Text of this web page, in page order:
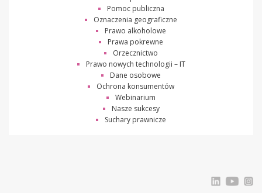
Pomoc publiczna
Oznaczenia geograficzne
Prawo alkoholowe
Prawa pokrewne
Orzecznictwo
Prawo nowych technologii – IT
Dane osobowe
Ochrona konsumentów
Webinarium
Nasze sukcesy
Suchary prawnicze